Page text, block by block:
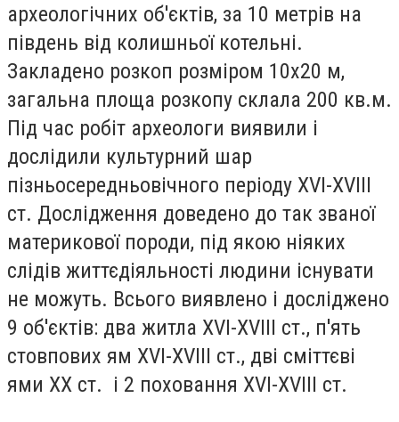
археологічних об'єктів, за 10 метрів на
південь від колишньої котельні.
Закладено розкоп розміром 10х20 м,
загальна площа розкопу склала 200 кв.м.
Під час робіт археологи виявили і
дослідили культурний шар
пізньосередньовічного періоду XVI-XVIII
ст. Дослідження доведено до так званої
материкової породи, під якою ніяких
слідів життєдіяльності людини існувати
не можуть. Всього виявлено і досліджено
9 об'єктів: два житла XVI-XVIII ст., п'ять
стовпових ям XVI-XVIII ст., дві сміттєві
ями ХХ ст. і 2 поховання XVI-XVIII ст.